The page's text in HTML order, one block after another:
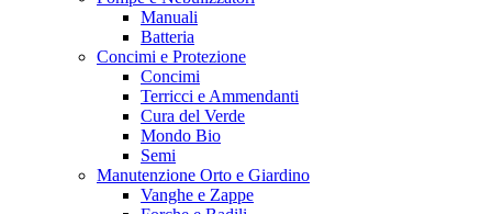
Manuali
Batteria
Concimi e Protezione
Concimi
Terricci e Ammendanti
Cura del Verde
Mondo Bio
Semi
Manutenzione Orto e Giardino
Vanghe e Zappe